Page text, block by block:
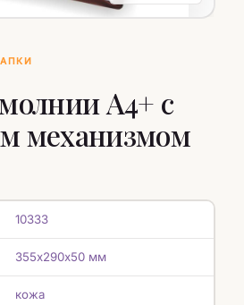
А4+ с
механизмом
10333
355х290х50 мм
кожа